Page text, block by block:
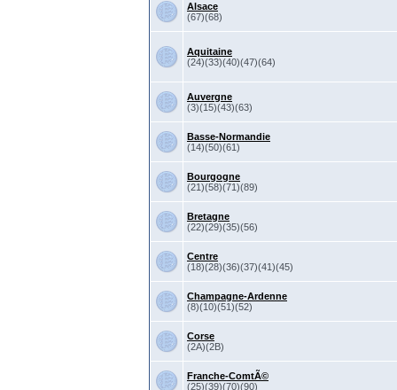
Alsace
(67)(68)
Aquitaine
(24)(33)(40)(47)(64)
Auvergne
(3)(15)(43)(63)
Basse-Normandie
(14)(50)(61)
Bourgogne
(21)(58)(71)(89)
Bretagne
(22)(29)(35)(56)
Centre
(18)(28)(36)(37)(41)(45)
Champagne-Ardenne
(8)(10)(51)(52)
Corse
(2A)(2B)
Franche-ComtÃ©
(25)(39)(70)(90)